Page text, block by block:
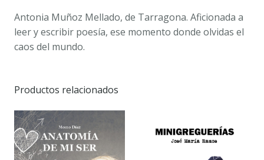
Antonia Muñoz Mellado, de Tarragona. Aficionada a
leer y escribir poesía, ese momento donde olvidas el
caos del mundo.
Productos relacionados